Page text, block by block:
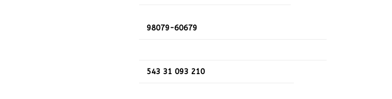
98079-60679
543 31 093 210